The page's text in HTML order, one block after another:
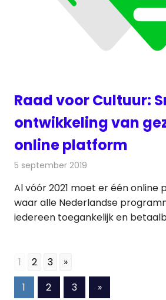
Raad voor Cultuur:
ontwikkeling van
online platform
5 september 2019
Al vóór 2021 moet er één
waar alle Nederlandse
iedereen toegankelijk en
1 2 3 »
Berichten
1 2 3
Volgende
»